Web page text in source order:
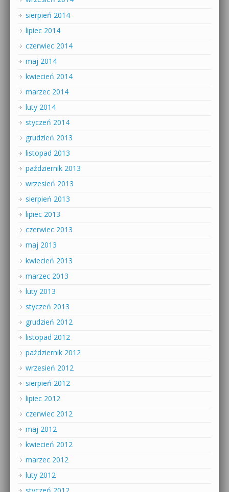
sierpień 2014
lipiec 2014
czerwiec 2014
maj 2014
kwiecień 2014
marzec 2014
luty 2014
styczeń 2014
grudzień 2013
listopad 2013
październik 2013
wrzesień 2013
sierpień 2013
lipiec 2013
czerwiec 2013
maj 2013
kwiecień 2013
marzec 2013
luty 2013
styczeń 2013
grudzień 2012
listopad 2012
październik 2012
wrzesień 2012
sierpień 2012
lipiec 2012
czerwiec 2012
maj 2012
kwiecień 2012
marzec 2012
luty 2012